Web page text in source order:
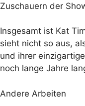
Zuschauern der
Insgesamt ist Kat
sieht nicht so aus,
und ihrer
noch lange Jahre
Andere Arbeiten